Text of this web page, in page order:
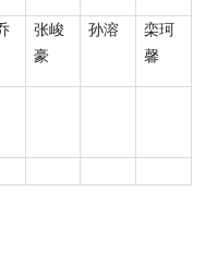
张峻
豪
孙溶
栾珂
馨